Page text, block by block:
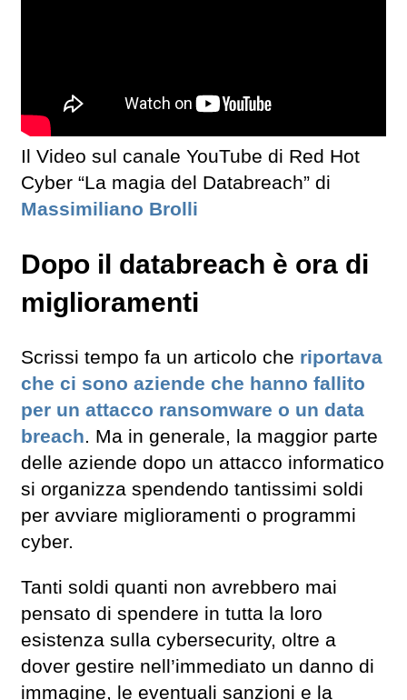
Il Video sul canale YouTube di Red Hot
Cyber “La magia del Databreach” di
Massimiliano Brolli
Dopo il databreach è ora di
miglioramenti
Scrissi tempo fa un articolo che riportava
che ci sono aziende che hanno fallito
per un attacco ransomware o un data
breach. Ma in generale, la maggior parte
delle aziende dopo un attacco informatico
si organizza spendendo tantissimi soldi
per avviare miglioramenti o programmi
cyber.
Tanti soldi quanti non avrebbero mai
pensato di spendere in tutta la loro
esistenza sulla cybersecurity, oltre a
dover gestire nell’immediato un danno di
immagine, le eventuali sanzioni e la